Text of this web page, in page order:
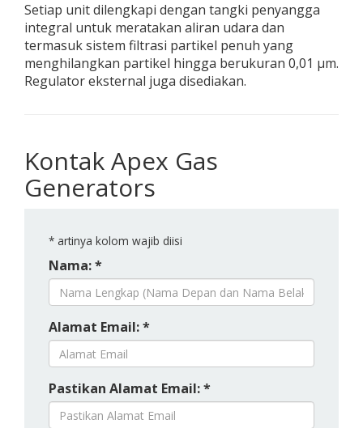
Setiap unit dilengkapi dengan tangki penyangga
integral untuk meratakan aliran udara dan
termasuk sistem filtrasi partikel penuh yang
menghilangkan partikel hingga berukuran 0,01 μm.
Regulator eksternal juga disediakan.
Kontak Apex Gas
Generators
* artinya kolom wajib diisi
Nama: *
Alamat Email: *
Pastikan Alamat Email: *